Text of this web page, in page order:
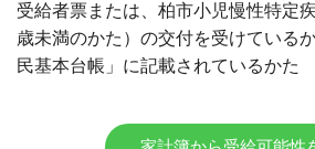
受給者票または、柏市小児慢性特定
歳未満のかた）の交付を受けている
民基本台帳」に記載されているかた